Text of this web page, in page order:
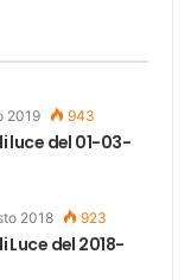
2019 943
luce del 01-03-
2018 923
Luce del 2018-